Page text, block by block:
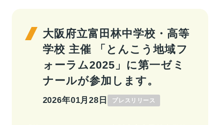
事業情報
事業情報トップ
高校・大学事業
カンパニー
学習塾事業
カンパニー
企業情報
大阪府立富田林中学校・高等
学校 主催 「とんこう地域フ
ォーラム2025」に第一ゼミ
ナールが参加します。
2026年01月28日 プレスリリース